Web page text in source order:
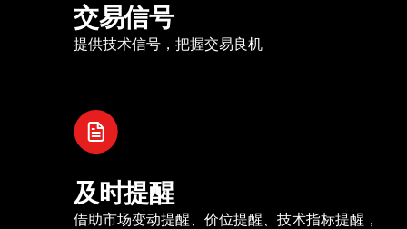
交易信号
提供技术信号，把握交易良机
及时提醒
借助市场变动提醒、价位提醒、技术指标提醒，